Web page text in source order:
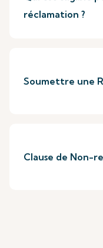
réclamation ?
Soumettre une
Clause de Non-